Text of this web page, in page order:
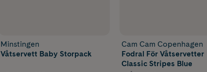
Minstingen
Våtservett Baby Storpack
Cam Cam Copenhagen
Fodral För Våtservetter
Classic Stripes Blue